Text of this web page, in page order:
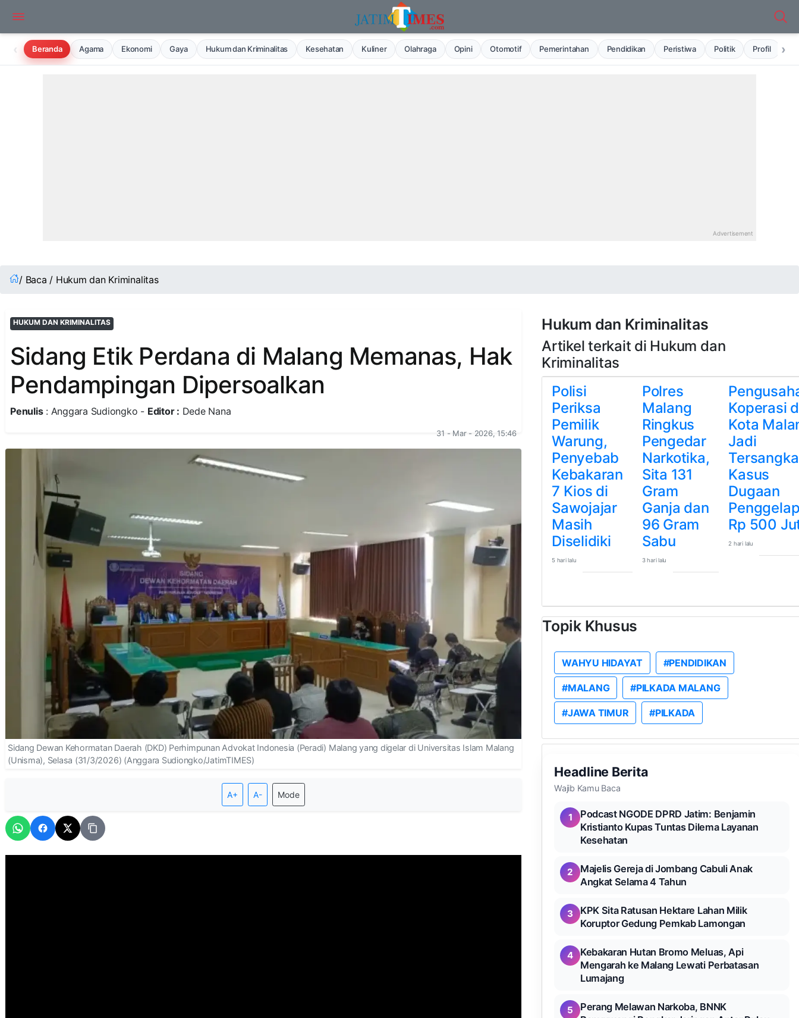
‹ Beranda Agama Ekonomi Gaya Hukum dan Kriminalitas Kesehatan Kuliner Olahraga Opini Otomotif Pemerintahan Pendidikan Peristiwa Politik Profil ›
/ Baca / Hukum dan Kriminalitas
HUKUM DAN KRIMINALITAS
Sidang Etik Perdana di Malang Memanas, Hak
Pendampingan Dipersoalkan
Penulis: Anggara Sudiongko - Editor : Dede Nana
31 - Mar - 2026, 15:46
Sidang Dewan Kehormatan Daerah (DKD) Perhimpunan Advokat Indonesia (Peradi) Malang yang digelar di Universitas Islam Malang
(Unisma), Selasa (31/3/2026) (Anggara Sudiongko/JatimTIMES)
A+ A- Mode
Hukum dan Kriminalitas
Artikel terkait di Hukum dan
Kriminalitas
Polisi
Periksa
Pemilik
Warung,
Penyebab
Kebakaran
7 Kios di
Sawojajar
Masih
Diselidiki
5 hari lalu
Polres
Malang
Ringkus
Pengedar
Narkotika,
Sita 131
Gram
Ganja dan
96 Gram
Sabu
3 hari lalu
Koperasi
Kota
Jadi
Tersangka
Kasus
Dugaan
Rp 500
2 hari lalu
Topik Khusus
WAHYU HIDAYAT #PENDIDIKAN
#MALANG #PILKADA MALANG
#JAWA TIMUR #PILKADA
Headline Berita
Wajib Kamu Baca
1
Podcast NGODE DPRD Jatim: Benjamin
Kristianto Kupas Tuntas Dilema Layanan
Kesehatan
2
Majelis Gereja di Jombang Cabuli Anak
Angkat Selama 4 Tahun
3
KPK Sita Ratusan Hektare Lahan Milik
Koruptor Gedung Pemkab Lamongan
4
Kebakaran Hutan Bromo Meluas, Api
Mengarah ke Malang Lewati Perbatasan
Lumajang
5
Perang Melawan Narkoba, BNNK